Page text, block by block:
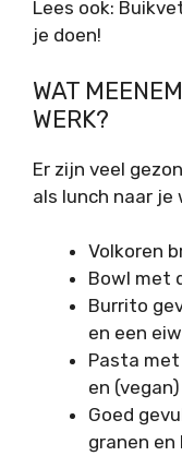
Lees ook:
je doen!
WAT
WERK?
Er zijn veel
als lunch naar je
Volkoren
Bowl met
Burrito
en een
Pasta
en
Goed
granen en